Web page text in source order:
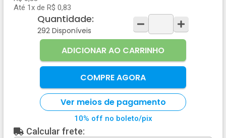
Até 1x de R$ 0,83
Quantidade:
292 Disponíveis
ADICIONAR AO CARRINHO
COMPRE AGORA
Ver meios de pagamento
10% off no boleto/pix
Calcular frete: